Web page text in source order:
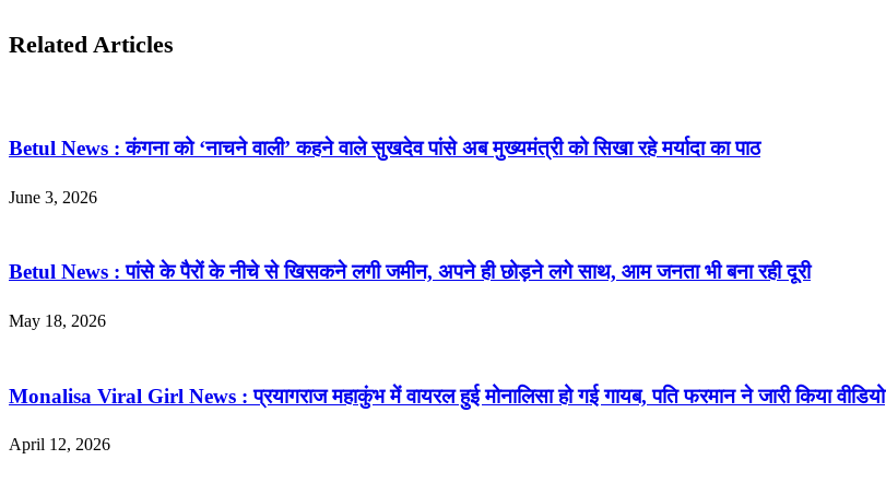
Related Articles
Betul News : कंगना को ‘नाचने वाली’ कहने वाले सुखदेव पांसे अब मुख्यमंत्री को सिखा रहे मर्यादा का पाठ
June 3, 2026
Betul News : पांसे के पैरों के नीचे से खिसकने लगी जमीन, अपने ही छोड़ने लगे साथ, आम जनता भी बना रही दूरी
May 18, 2026
Monalisa Viral Girl News : प्रयागराज महाकुंभ में वायरल हुई मोनालिसा हो गई गायब, पति फरमान ने जारी किया वीडियो
April 12, 2026